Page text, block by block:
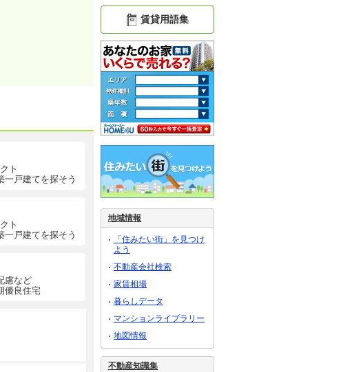
ト
一戸建てを探そう
ト
一戸建てを探そう
慮など
優良住宅
賃貸用語集
地域情報
「住みたい街」を見つけ
よう
不動産会社検索
家賃相場
暮らしデータ
マンションライブラリー
地図情報
不動産知識集